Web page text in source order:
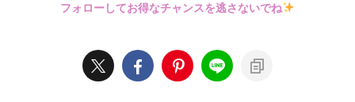
フォローしてお得なチャンスを逃さないでね